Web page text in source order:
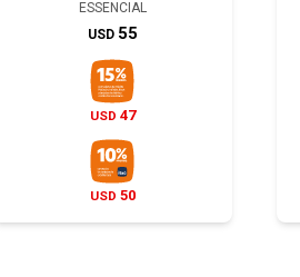
ESSENCIAL
USD 55
USD 47
USD 50